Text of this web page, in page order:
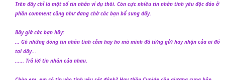
Trên đây chỉ là một số tin nhắn ví dụ thôi. Còn cực nhiều tin nhắn tình yêu độc đáo ở
phần comment cũng như đang chờ các bạn bổ sung đấy.
Bây giờ các bạn hãy:
... Gõ những dòng tin nhắn tình cảm hay ho mà mình đã từng gửi hay nhận của ai đó
tại đây...
...... Trả lời tin nhắn của nhau.